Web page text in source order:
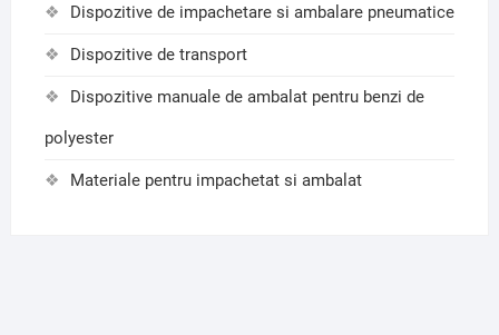
Dispozitive de impachetare si ambalare pneumatice
Dispozitive de transport
Dispozitive manuale de ambalat pentru benzi de
polyester
Materiale pentru impachetat si ambalat